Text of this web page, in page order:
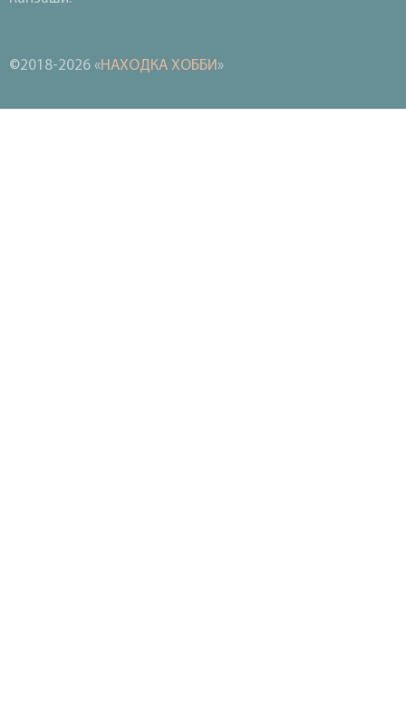
©2018-2026 «НАХОДКА ХОББИ»